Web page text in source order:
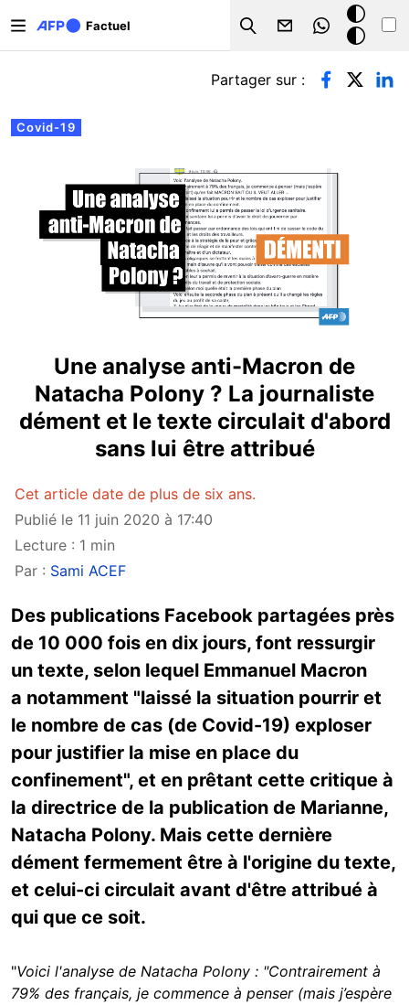
Factuel
Search
Mode
sombre
Onglets principaux
Covid-19
Partager sur :
Une analyse anti-Macron de
Natacha Polony ? La journaliste
dément et le texte circulait d'abord
sans lui être attribué
Cet article date de plus de six ans.
Publié le 11 juin 2020 à 17:40
Lecture : 1 min
Par : Sami ACEF
Des publications Facebook partagées près
de 10 000 fois en dix jours, font ressurgir
un texte, selon lequel Emmanuel Macron
a notamment "laissé la situation pourrir et
le nombre de cas (de Covid-19) exploser
pour justifier la mise en place du
confinement", et en prêtant cette critique à
la directrice de la publication de Marianne,
Natacha Polony. Mais cette dernière
dément fermement être à l'origine du texte,
et celui-ci circulait avant d'être attribué à
qui que ce soit.
"Voici l'analyse de Natacha Polony : "Contrairement à
79% des français, je commence à penser (mais j’espère